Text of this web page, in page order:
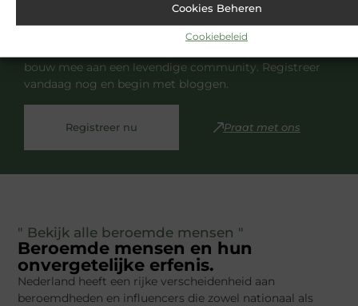
Cookies Beheren
Cookiebeleid
Ben jij een gepassioneerde schrijver of een
nieuwsgierige lezer? Sluit je aan bij ons blogplatform
bouw mee aan een levendige community. Registreer
vandaag nog en begin met bloggen.
Registreer nu Praat met ons
" Bekijk alle beroemde mensen "
Beroemde mensen en hun
onvergetelijke erfenis.
Nederland heeft een rijke verscheidenheid aan
beroemdheden en influencers die zowel nationaal als